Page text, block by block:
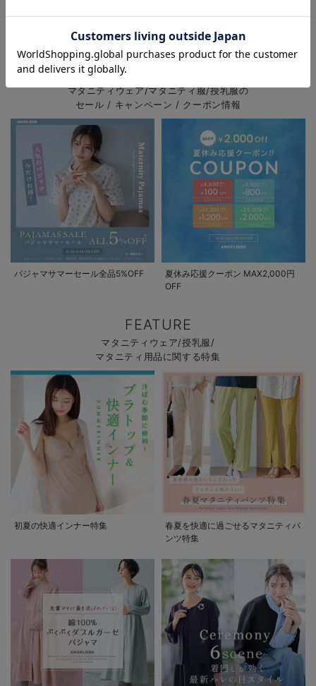
サイズが調整できるもの：
肌に優しい素材と縫製：
産後も着られるデザイン：
お気に入り商品を確認する
マタニティTOP マタニティ・授乳服 全商品 マタニティウェア
マタニティウェア/マタニティ服/授乳服の
セール / キャンペーン / クーポン情報
パジャマサマーセール全品5%OFF
夏休み応援クーポン MAX2,000円
OFF
FEATURE
マタニティウェア/授乳服/
マタニティ用品に関する特集
初夏の快適インナー特集
春夏を快適に過ごせるマタニティパ
ンツ特集